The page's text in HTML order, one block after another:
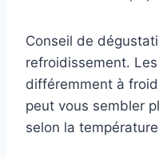
Conseil de
refroidissement.
différemment à
peut vous sembler
selon la